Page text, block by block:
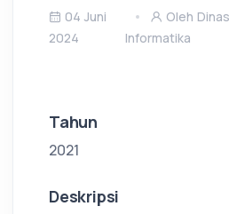
04 Juni
2024
Oleh
Informatika
Tahun
2021
Deskripsi